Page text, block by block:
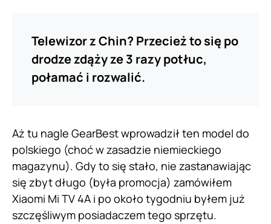
Telewizor z Chin? Przecież to się po
drodze zdąży ze 3 razy potłuc,
połamać i rozwalić.
Aż tu nagle GearBest wprowadził ten model do
polskiego (choć w zasadzie niemieckiego
magazynu). Gdy to się stało, nie zastanawiając
się zbyt długo (była promocja) zamówiłem
Xiaomi Mi TV 4A i po około tygodniu byłem już
szczęśliwym posiadaczem tego sprzętu.